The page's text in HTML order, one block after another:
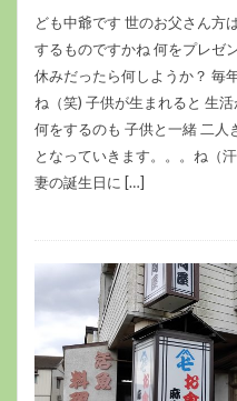
ども中爺です 世のお父さん方
するものですかね 何をプレゼ
休みだったら何しようか？ 毎
ね（笑) 子供が生まれると 生
何をするのも 子供と一緒 二人
となっていきます。。。ね（
妻の誕生日に […]